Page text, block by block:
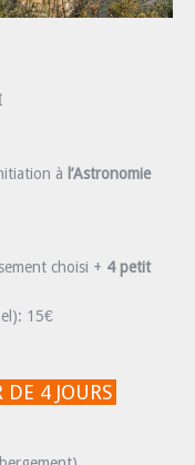
à l’Astronomie
choisi + 4 petit
15€
DE 4 JOURS